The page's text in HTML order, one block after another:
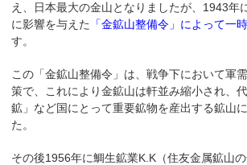
え、日本最大の金山となりましたが、1943年
に影響を与えた
「金鉱山整備令」によって一
す。
この「金鉱山整備令」は、戦争下において軍
策で、これにより金鉱山は軒並み縮小され、
鉱」など国にとって重要鉱物を産出する鉱山
た。
その後1956年に鯛生鉱業K.K（住友金属鉱山